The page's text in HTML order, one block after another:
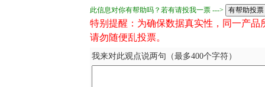
此信息对你有帮助吗？若有请投我一票 --->
特别提醒：为确保数据真实性，同一产
请勿随便乱投票。
我来对此观点说两句（最多400个字符）